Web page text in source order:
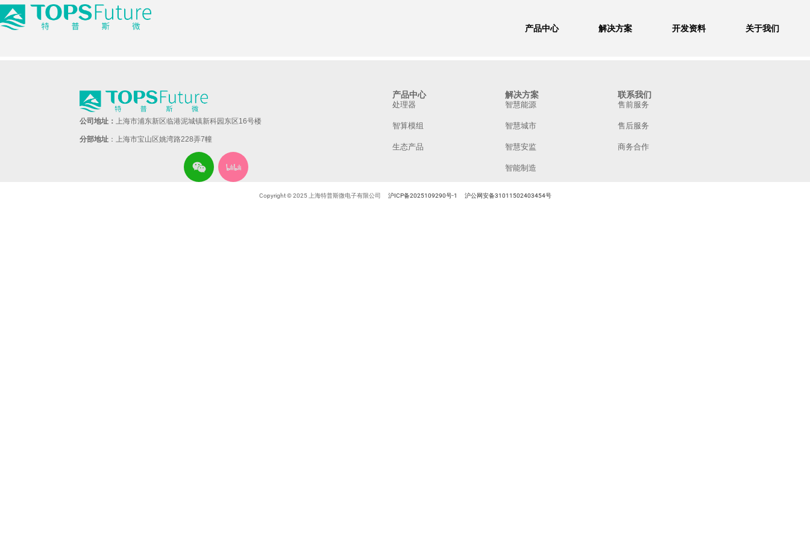
产品中心 解决方案 开发资料 关于我们
公司地址： 上海市浦东新区临港泥城镇新科园东区16号楼
分部地址 ：上海市宝山区姚湾路228弄7幢
产品中心
处理器
智算模组
生态产品
解决方案
智慧能源
智慧城市
智慧安监
智能制造
联系我们
售前服务
售后服务
商务合作
Copyright © 2025 上海特普斯微电子有限公司 沪ICP备2025109290号-1 沪公网安备31011502403454号